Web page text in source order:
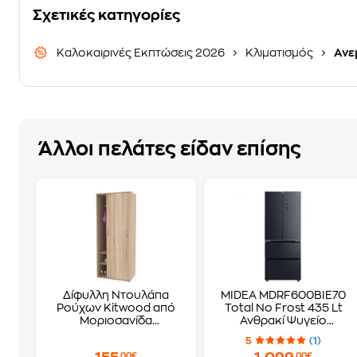
Σχετικές κατηγορίες
Καλοκαιρινές Εκπτώσεις 2026 Κλιματισμός
Άλλοι πελάτες είδαν επίσης
Δίφυλλη Ντουλάπα
Ρούχων Kitwood από
Μοριοσανίδα
MIDEA MDRF600BIE70
Total No Frost 435 Lt
Ανθρακί Ψυγείο
Ντουλάπα
5 (1)